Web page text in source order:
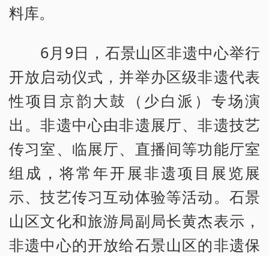
料库。
6月9日，石景山区非遗中心举行
开放启动仪式，并举办区级非遗代表
性项目京韵大鼓（少白派）专场演
出。非遗中心由非遗展厅、非遗技艺
传习室、临展厅、直播间等功能厅室
组成，将常年开展非遗项目展览展
示、技艺传习互动体验等活动。石景
山区文化和旅游局副局长黄杰表示，
非遗中心的开放给石景山区的非遗保